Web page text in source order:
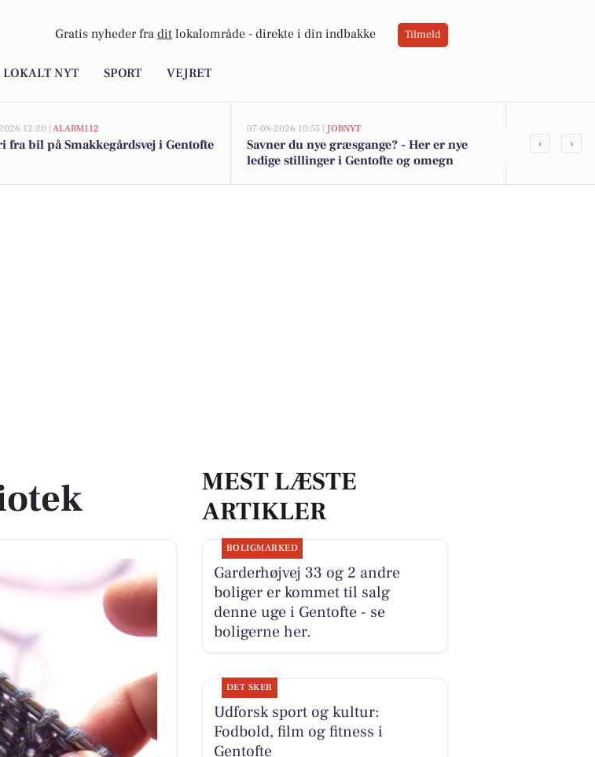
Gratis nyheder fra dit lokalområde - direkte i din indbakke Tilmeld
LOKALT NYT SPORT VEJRET
12:20 | ALARM112
fra bil på Smakkegårdsvej i Gentofte
07-08-2026 10:55 | JOBNYT
Savner du nye græsgange? - Her er nye
ledige stillinger i Gentofte og omegn
Beredskab
‹ ›
MEST LÆSTE
ARTIKLER
BOLIGMARKED
Garderhøjvej 33 og 2 andre
boliger er kommet til salg
denne uge i Gentofte - se
boligerne her.
DET SKER
Udforsk sport og kultur:
Fodbold, film og fitness i
Gentofte